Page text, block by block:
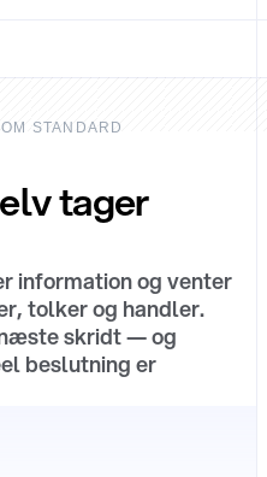
STANDARD
tager
information og venter
tolker og handler.
skridt — og
beslutning er